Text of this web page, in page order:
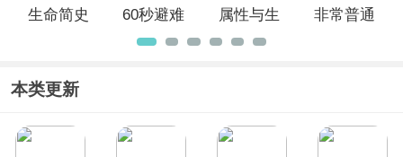
生命简史
60秒避难
所官方正
属性与生
活3最新版
非常普通
本类更新